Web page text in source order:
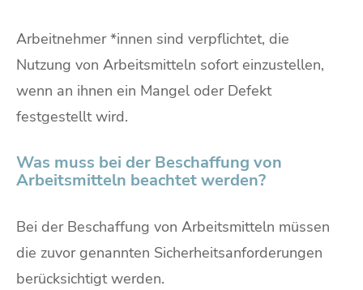
Arbeitnehmer *innen sind verpflichtet, die
Nutzung von Arbeitsmitteln sofort einzustellen,
wenn an ihnen ein Mangel oder Defekt
festgestellt wird.
Was muss bei der Beschaffung von
Arbeitsmitteln beachtet werden?
Bei der Beschaffung von Arbeitsmitteln müssen
die zuvor genannten Sicherheitsanforderungen
berücksichtigt werden.